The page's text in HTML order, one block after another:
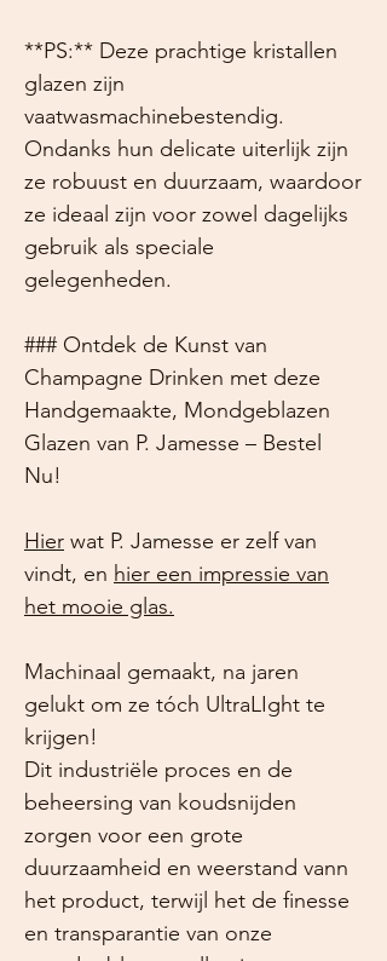
**PS:** Deze prachtige kristallen
glazen zijn
vaatwasmachinebestendig.
Ondanks hun delicate uiterlijk zijn
ze robuust en duurzaam, waardoor
ze ideaal zijn voor zowel dagelijks
gebruik als speciale
gelegenheden.
### Ontdek de Kunst van
Champagne Drinken met deze
Handgemaakte, Mondgeblazen
Glazen van P. Jamesse – Bestel
Nu!
Hier wat P. Jamesse er zelf van
vindt, en hier een impressie van
het mooie glas.
Machinaal gemaakt, na jaren
gelukt om ze tóch UltraLIght te
krijgen!
Dit industriële proces en de
beheersing van koudsnijden
zorgen voor een grote
duurzaamheid en weerstand vann
het product, terwijl het de finesse
en transparantie van onze